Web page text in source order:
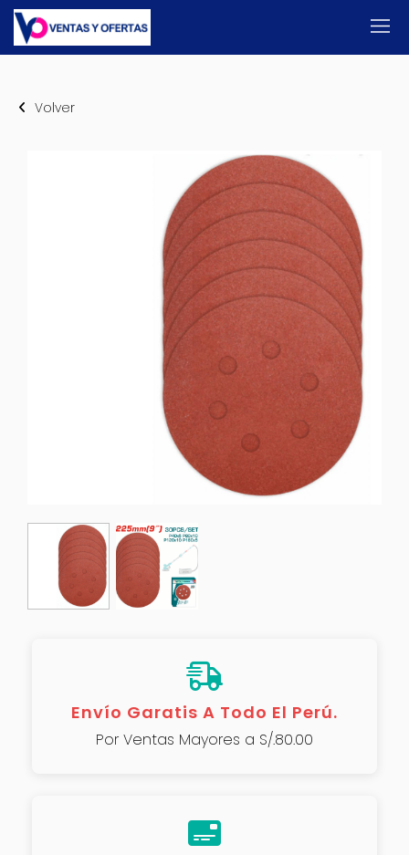
Volver
Envío Garatis A Todo El Perú.
Por Ventas Mayores a S/.80.00